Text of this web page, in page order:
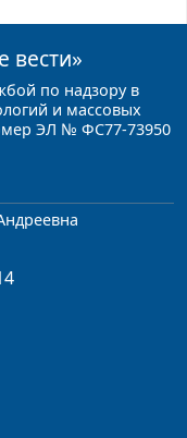
вести»
по надзору в
и массовых
ЭЛ № ФС77-73950